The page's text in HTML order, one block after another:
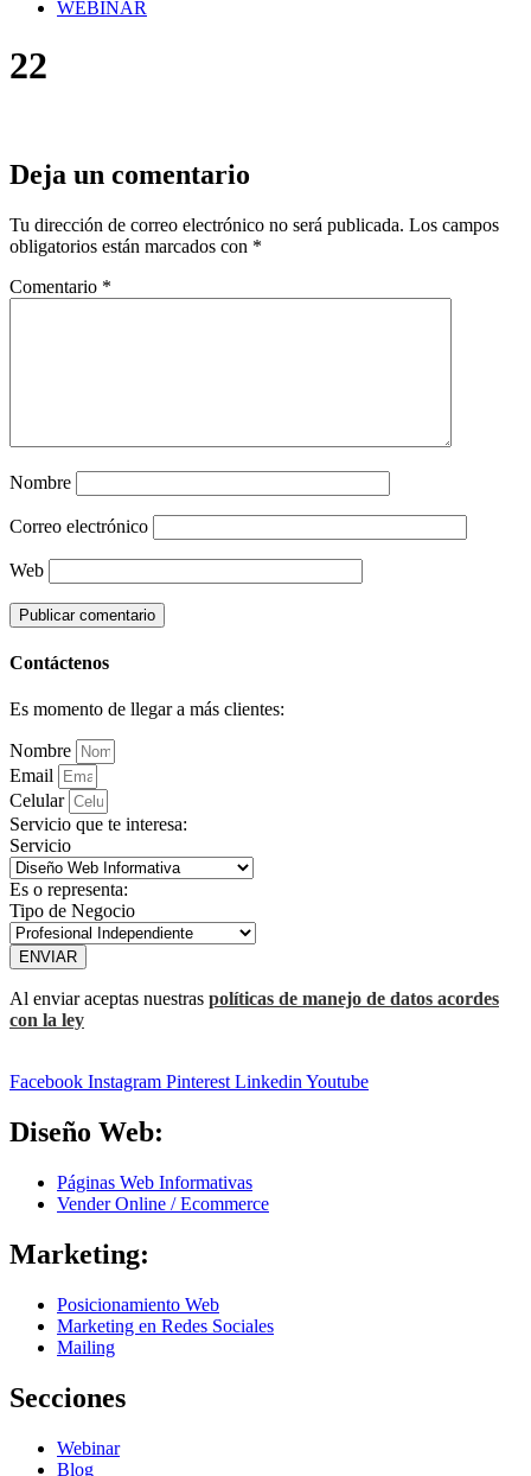
WEBINAR
22
Deja un comentario
Tu dirección de correo electrónico no será publicada. Los campos
obligatorios están marcados con *
Comentario *
Nombre
Correo electrónico
Web
Contáctenos
Es momento de llegar a más clientes:
Nombre
Email
Celular
Servicio que te interesa:
Servicio
Es o representa:
Tipo de Negocio
ENVIAR
Al enviar aceptas nuestras políticas de manejo de datos acordes
con la ley
Facebook Instagram Pinterest Linkedin Youtube
Diseño Web:
Páginas Web Informativas
Vender Online / Ecommerce
Marketing:
Posicionamiento Web
Marketing en Redes Sociales
Mailing
Secciones
Webinar
Blog